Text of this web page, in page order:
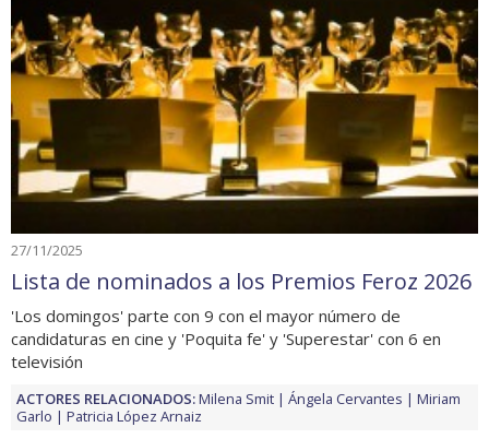
27/11/2025
Lista de nominados a los Premios Feroz 2026
'Los domingos' parte con 9 con el mayor número de
candidaturas en cine y 'Poquita fe' y 'Superestar' con 6 en
televisión
ACTORES RELACIONADOS:Milena Smit Ángela Cervantes
Miriam
Garlo
Patricia López Arnaiz